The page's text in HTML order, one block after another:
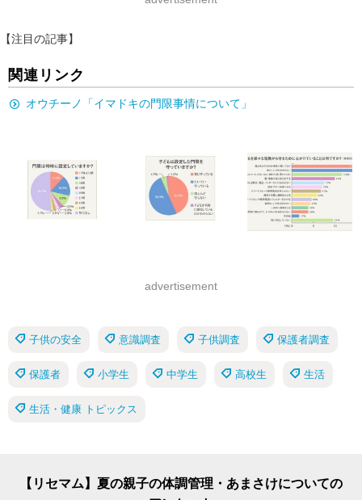
【注目の記事】
関連リンク
オウチーノ「イマドキの門限事情について」
advertisement
子供の安全 意識調査 子供調査 保護者調査
保護者 小学生 中学生 高校生 生活
生活・健康 トピックス
【リセマム】夏の親子の体調管理・あまさけについての